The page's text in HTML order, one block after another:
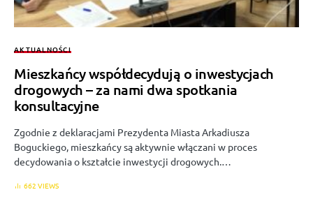
AKTUALNOŚCI
Mieszkańcy współdecydują o inwestycjach
drogowych – za nami dwa spotkania
konsultacyjne
Zgodnie z deklaracjami Prezydenta Miasta Arkadiusza
Boguckiego, mieszkańcy są aktywnie włączani w proces
decydowania o kształcie inwestycji drogowych.…
662 VIEWS